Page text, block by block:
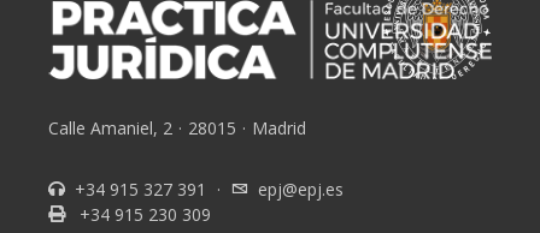
Calle Amaniel, 2 · 28015 · Madrid
+34 915 327 391 ·
epj@epj.es
+34 915 230 309